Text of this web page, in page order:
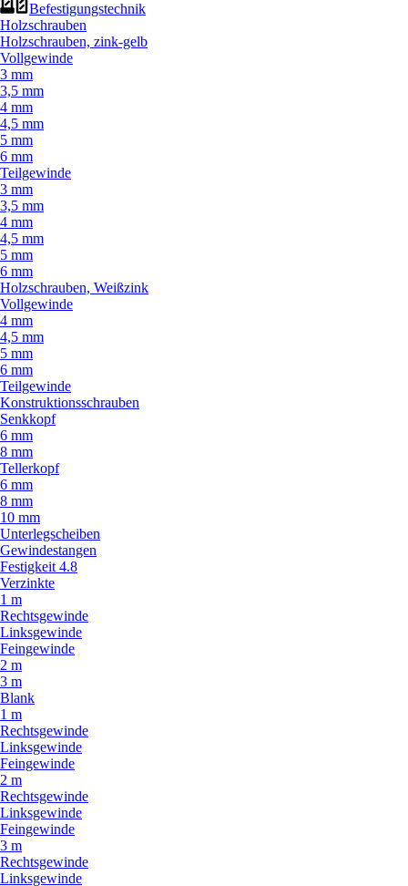
Befestigungstechnik
Holzschrauben
Holzschrauben, zink-gelb
Vollgewinde
3 mm
3,5 mm
4 mm
4,5 mm
5 mm
6 mm
Teilgewinde
3 mm
3,5 mm
4 mm
4,5 mm
5 mm
6 mm
Holzschrauben, Weißzink
Vollgewinde
4 mm
4,5 mm
5 mm
6 mm
Teilgewinde
Konstruktionsschrauben
Senkkopf
6 mm
8 mm
Tellerkopf
6 mm
8 mm
10 mm
Unterlegscheiben
Gewindestangen
Festigkeit 4.8
Verzinkte
1 m
Rechtsgewinde
Linksgewinde
Feingewinde
2 m
3 m
Blank
1 m
Rechtsgewinde
Linksgewinde
Feingewinde
2 m
Rechtsgewinde
Linksgewinde
Feingewinde
3 m
Rechtsgewinde
Linksgewinde